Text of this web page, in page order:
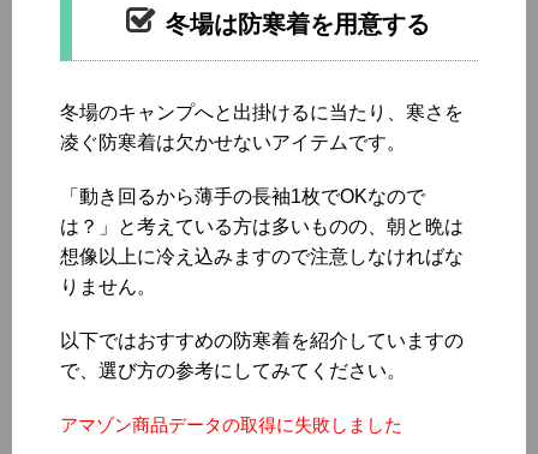
冬場は防寒着を用意する
冬場のキャンプへと出掛けるに当たり、寒さを
凌ぐ防寒着は欠かせないアイテムです。
「動き回るから薄手の長袖1枚でOKなので
は？」と考えている方は多いものの、朝と晩は
想像以上に冷え込みますので注意しなければな
りません。
以下ではおすすめの防寒着を紹介していますの
で、選び方の参考にしてみてください。
アマゾン商品データの取得に失敗しました